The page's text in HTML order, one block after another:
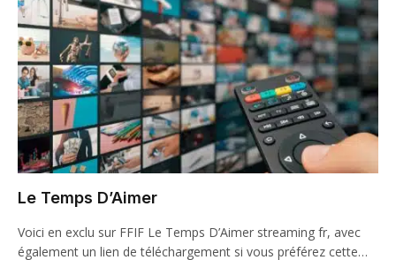
Le Temps D’Aimer
Voici en exclu sur FFIF Le Temps D’Aimer streaming fr, avec
également un lien de téléchargement si vous préférez cette…